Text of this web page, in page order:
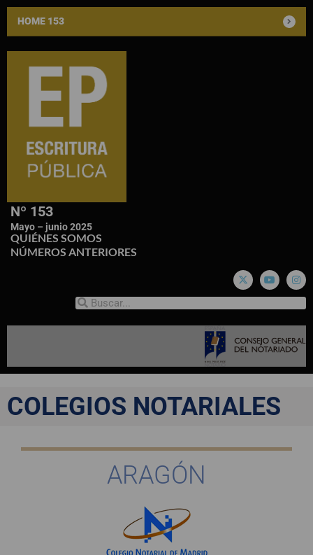
HOME 153
Nº 153
Mayo – junio 2025
QUIÉNES SOMOS
NÚMEROS ANTERIORES
COLEGIOS NOTARIALES
ARAGÓN